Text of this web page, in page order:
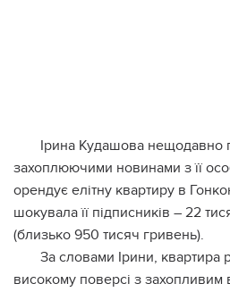
Ірина Кудашова нещодавно
захоплюючими новинами з її
орендує елітну квартиру в
шокувала її підписників – 22
(близько 950 тисяч гривень).
За словами Ірини, квартира
високому поверсі з захопливим